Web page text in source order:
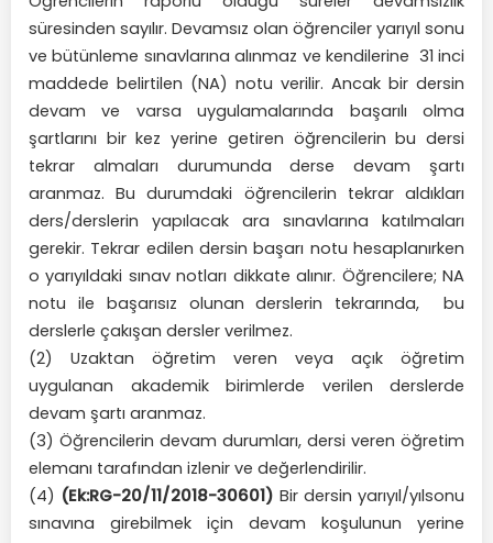
süresinden sayılır. Devamsız olan öğrenciler yarıyıl sonu
ve bütünleme sınavlarına alınmaz ve kendilerine 31 inci
maddede belirtilen (NA) notu verilir. Ancak bir dersin
devam ve varsa uygulamalarında başarılı olma
şartlarını bir kez yerine getiren öğrencilerin bu dersi
tekrar almaları durumunda derse devam şartı
aranmaz. Bu durumdaki öğrencilerin tekrar aldıkları
ders/derslerin yapılacak ara sınavlarına katılmaları
gerekir. Tekrar edilen dersin başarı notu hesaplanırken
o yarıyıldaki sınav notları dikkate alınır. Öğrencilere; NA
notu ile başarısız olunan derslerin tekrarında, bu
derslerle çakışan dersler verilmez.
(2) Uzaktan öğretim veren veya açık öğretim
uygulanan akademik birimlerde verilen derslerde
devam şartı aranmaz.
(3) Öğrencilerin devam durumları, dersi veren öğretim
elemanı tarafından izlenir ve değerlendirilir.
(4) (Ek:RG-20/11/2018-30601) Bir dersin yarıyıl/yılsonu
sınavına girebilmek için devam koşulunun yerine